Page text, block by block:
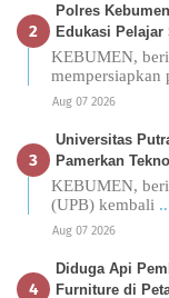
Polres
Edukasi Pelajar
KEBUMEN,
mempersiapkan
Aug 07 2026
Universitas
Pamerkan
KEBUMEN,
(UPB) kembali
Aug 07 2026
Diduga Api
Furniture di